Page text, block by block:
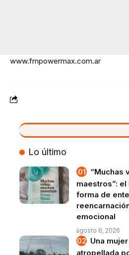
www.fmpowermax.com.ar
VIVO
Lo último
“Muchas
maestros”:
forma de
emocional
agosto 6, 2026
Una
atropellada